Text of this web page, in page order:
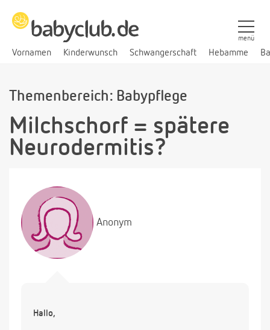
Vornamen Kinderwunsch Schwangerschaft Hebamme
menü
Themenbereich: Babypflege
Milchschorf = spätere
Neurodermitis?
Anonym
Hallo,